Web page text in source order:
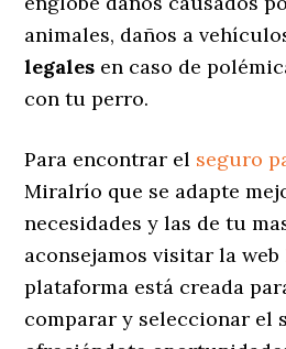
animales, daños a
legales en caso de
con tu perro.
Para encontrar el seguro
Miralrío que se adapte
necesidades y las de tu
aconsejamos visitar la web
plataforma está creada
comparar y seleccionar el